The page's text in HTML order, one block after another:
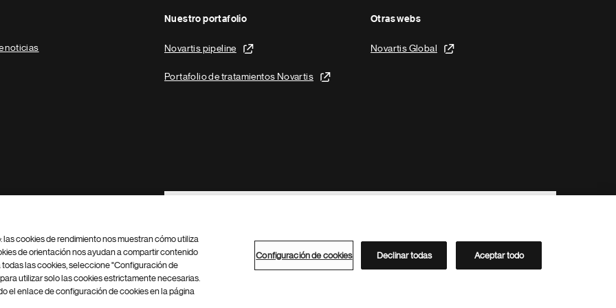
noticias
Nuestro portafolio
Novartis pipeline
Portafolio de tratamientos Novartis
Otras webs
Novartis Global
Footer Site Search
Configuración de cookies Mapa del sitio
Directorio de Novartis
cookies de rendimiento nos muestran cómo utiliza
de orientación nos ayudan a compartir contenido
las cookies, seleccione "Configuración de
utilizar solo las cookies estrictamente necesarias.
el enlace de configuración de cookies en la página
Configuración de cookies Declinar todas Aceptar todo